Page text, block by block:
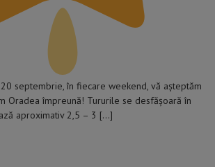
septembrie, în fiecare weekend, vă așteptăm
Oradea împreună! Tururile se desfășoară în
aproximativ 2,5 – 3 […]